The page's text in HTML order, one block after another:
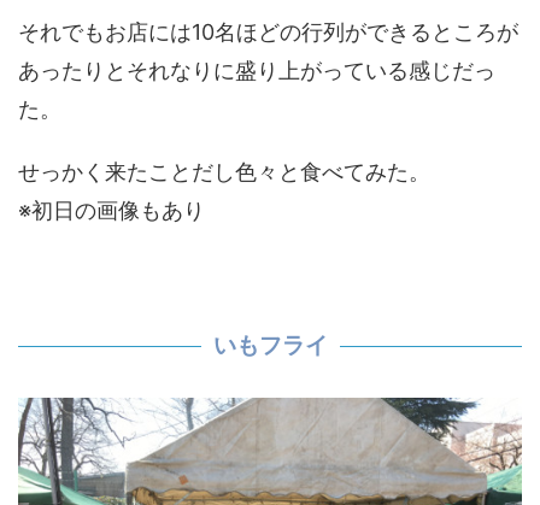
それでもお店には10名ほどの行列ができるところが
あったりとそれなりに盛り上がっている感じだっ
た。
せっかく来たことだし色々と食べてみた。
※初日の画像もあり
いもフライ